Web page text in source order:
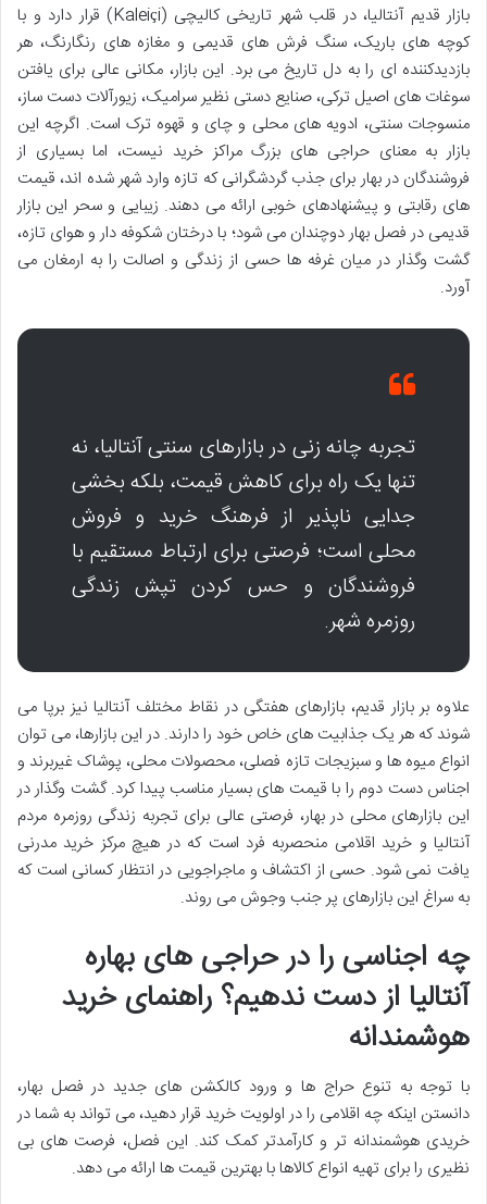
بازار قدیم آنتالیا، در قلب شهر تاریخی کالیچی (Kaleiçi) قرار دارد و با
کوچه های باریک، سنگ فرش های قدیمی و مغازه های رنگارنگ، هر
بازدیدکننده ای را به دل تاریخ می برد. این بازار، مکانی عالی برای یافتن
سوغات های اصیل ترکی، صنایع دستی نظیر سرامیک، زیورآلات دست ساز،
منسوجات سنتی، ادویه های محلی و چای و قهوه ترک است. اگرچه این
بازار به معنای حراجی های بزرگ مراکز خرید نیست، اما بسیاری از
فروشندگان در بهار برای جذب گردشگرانی که تازه وارد شهر شده اند، قیمت
های رقابتی و پیشنهادهای خوبی ارائه می دهند. زیبایی و سحر این بازار
قدیمی در فصل بهار دوچندان می شود؛ با درختان شکوفه دار و هوای تازه،
گشت وگذار در میان غرفه ها حسی از زندگی و اصالت را به ارمغان می
آورد.
تجربه چانه زنی در بازارهای سنتی آنتالیا، نه
تنها یک راه برای کاهش قیمت، بلکه بخشی
جدایی ناپذیر از فرهنگ خرید و فروش
محلی است؛ فرصتی برای ارتباط مستقیم با
فروشندگان و حس کردن تپش زندگی
روزمره شهر.
علاوه بر بازار قدیم، بازارهای هفتگی در نقاط مختلف آنتالیا نیز برپا می
شوند که هر یک جذابیت های خاص خود را دارند. در این بازارها، می توان
انواع میوه ها و سبزیجات تازه فصلی، محصولات محلی، پوشاک غیربرند و
اجناس دست دوم را با قیمت های بسیار مناسب پیدا کرد. گشت وگذار در
این بازارهای محلی در بهار، فرصتی عالی برای تجربه زندگی روزمره مردم
آنتالیا و خرید اقلامی منحصربه فرد است که در هیچ مرکز خرید مدرنی
یافت نمی شود. حسی از اکتشاف و ماجراجویی در انتظار کسانی است که
به سراغ این بازارهای پر جنب وجوش می روند.
چه اجناسی را در حراجی های بهاره
آنتالیا از دست ندهیم؟ راهنمای خرید
هوشمندانه
با توجه به تنوع حراج ها و ورود کالکشن های جدید در فصل بهار،
دانستن اینکه چه اقلامی را در اولویت خرید قرار دهید، می تواند به شما در
خریدی هوشمندانه تر و کارآمدتر کمک کند. این فصل، فرصت های بی
نظیری را برای تهیه انواع کالاها با بهترین قیمت ها ارائه می دهد.